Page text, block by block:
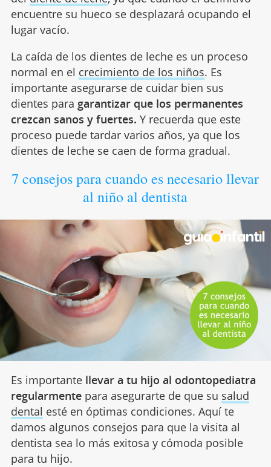
encuentre su hueco se desplazará ocupando el
lugar vacío.
La caída de los dientes de leche es un proceso
normal en el crecimiento de los niños. Es
importante asegurarse de cuidar bien sus
dientes para garantizar que los permanentes
crezcan sanos y fuertes. Y recuerda que este
proceso puede tardar varios años, ya que los
dientes de leche se caen de forma gradual.
7 consejos para cuando es necesario llevar
al niño al dentista
Es importante llevar a tu hijo al odontopediatra
regularmentepara asegurarte de que su salud
dental esté en óptimas condiciones. Aquí te
damos algunos consejos para que la visita al
dentista sea lo más exitosa y cómoda posible
para tu hijo.